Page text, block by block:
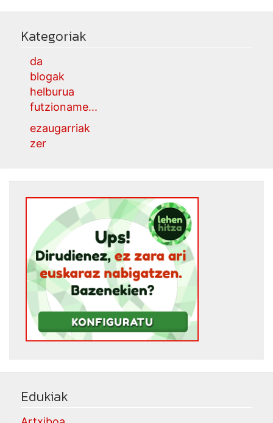
Kategoriak
da
blogak
helburua
futzioname...
ezaugarriak
zer
Edukiak